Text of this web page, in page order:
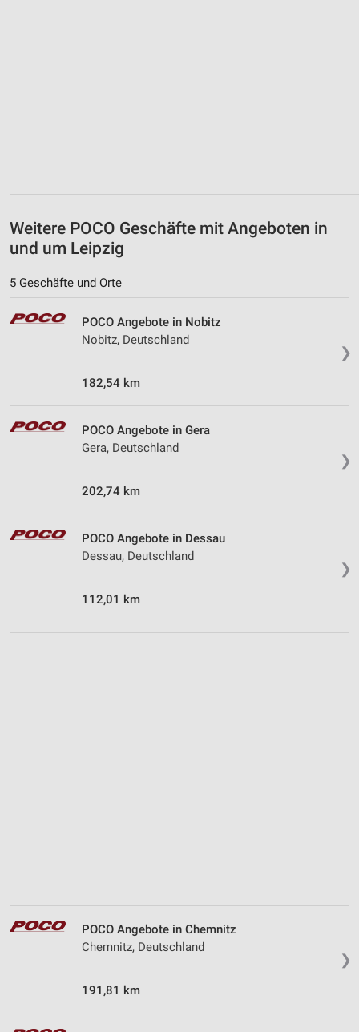
Weitere POCO Geschäfte mit Angeboten in
und um Leipzig
5 Geschäfte und Orte
❯
POCO Angebote in Nobitz
Nobitz, Deutschland
182,54 km
❯
POCO Angebote in Gera
Gera, Deutschland
202,74 km
❯
POCO Angebote in Dessau
Dessau, Deutschland
112,01 km
❯
POCO Angebote in Chemnitz
Chemnitz, Deutschland
191,81 km